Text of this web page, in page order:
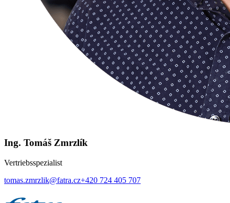
Ing. Tomáš Zmrzlík
Vertriebsspezialist
tomas.zmrzlik@fatra.cz+420 724 405 707